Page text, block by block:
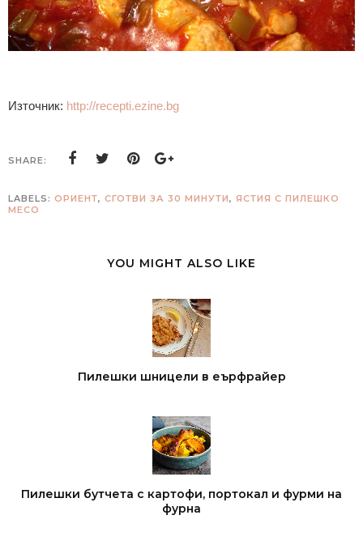
Източник: http://recepti.ezine.bg
SHARE:
LABELS: ОРИЕНТ, СГОТВИ ЗА 30 МИНУТИ, ЯСТИЯ С ПИЛЕШКО
МЕСО
YOU MIGHT ALSO LIKE
Пилешки шницели в еърфрайер
Пилешки бутчета с картофи, портокал и фурми на
фурна